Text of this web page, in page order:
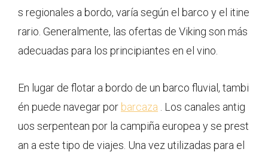
s regionales a bordo, varía según el barco y el itine
rario. Generalmente, las ofertas de Viking son más
adecuadas para los principiantes en el vino.
En lugar de flotar a bordo de un barco fluvial, tambi
én puede navegar por barcaza . Los canales antig
uos serpentean por la campiña europea y se prest
an a este tipo de viajes. Una vez utilizadas para el